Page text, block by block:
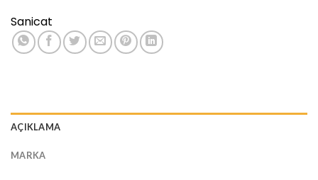
Sanicat
AÇIKLAMA
MARKA